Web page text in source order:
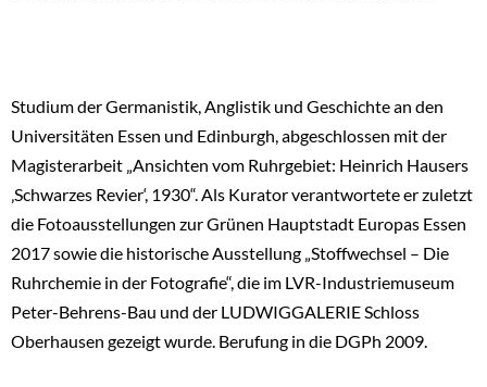
Studium der Germanistik, Anglistik und Geschichte an den
Universitäten Essen und Edinburgh, abgeschlossen mit der
Magisterarbeit „Ansichten vom Ruhrgebiet: Heinrich Hausers
‚Schwarzes Revier‘, 1930“. Als Kurator verantwortete er zuletzt
die Fotoausstellungen zur Grünen Hauptstadt Europas Essen
2017 sowie die historische Ausstellung „Stoffwechsel – Die
Ruhrchemie in der Fotografie“, die im LVR-Industriemuseum
Peter-Behrens-Bau und der LUDWIGGALERIE Schloss
Oberhausen gezeigt wurde. Berufung in die DGPh 2009.